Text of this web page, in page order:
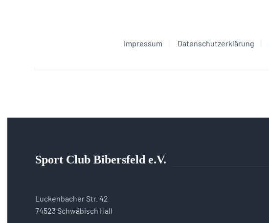
Impressum Datenschutzerklärung
Sport Club Bibersfeld e.V.
Luckenbacher Str. 42
74523 Schwäbisch Hall